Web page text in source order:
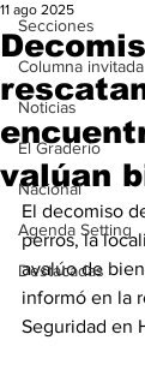
Secciones
Columna invitada
Noticias
El Graderío
Nacional
Agenda Setting
Destacadas
valúan
11 ago 2025
El decomiso
perros, la
avalúo de
informó en la
Seguridad en